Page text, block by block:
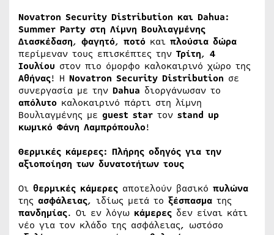
Novatron Security Distribution και Dahua:
Summer Party στη Λίμνη Βουλιαγμένης
Διασκέδαση, φαγητό, ποτό και πλούσια δώρα
περίμεναν τους επισκέπτες την Τρίτη, 4
Ιουλίου στον πιο όμορφο καλοκαιρινό χώρο της
Αθήνας! Η Novatron Security Distribution σε
συνεργασία με την Dahua διοργάνωσαν το
απόλυτο καλοκαιρινό πάρτι στη λίμνη
Βουλιαγμένης με guest star τον stand up
κωμικό Φάνη Λαμπρόπουλο!
Θερμικές κάμερες: Πλήρης οδηγός για την
αξιοποίηση των δυνατοτήτων τους
Οι θερμικές κάμερες αποτελούν βασικό πυλώνα
της ασφάλειας, ιδίως μετά το ξέσπασμα της
πανδημίας. Οι εν λόγω κάμερες δεν είναι κάτι
νέο για τον κλάδο της ασφάλειας, ωστόσο